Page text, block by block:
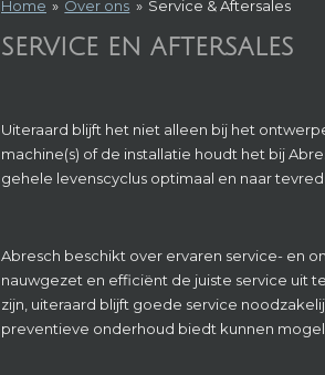
Home » Over ons » Service & Aftersales
SERVICE EN AFTERSALES
Uiteraard blijft het niet alleen bij het
machine(s) of de installatie houdt het bij
gehele levenscyclus optimaal en naar
Abresch beschikt over ervaren service- en
nauwgezet en efficiënt de juiste service uit
zijn, uiteraard blijft goede service
preventieve onderhoud biedt kunnen